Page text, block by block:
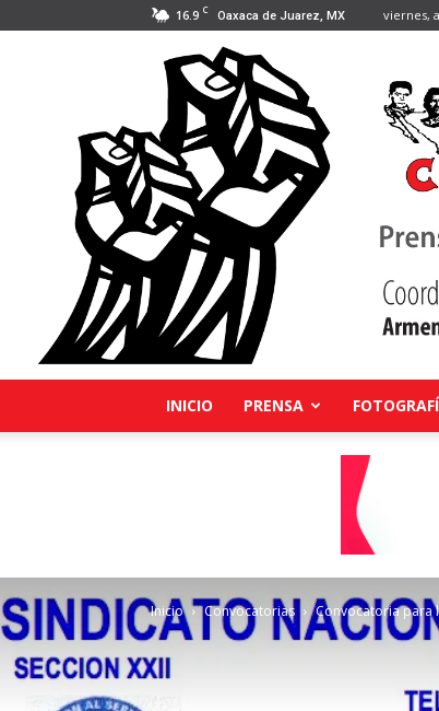
16.9 C Oaxaca de Juarez, MX viernes,
INICIO PRENSA
Inicio Convocatorias Convocatoria para